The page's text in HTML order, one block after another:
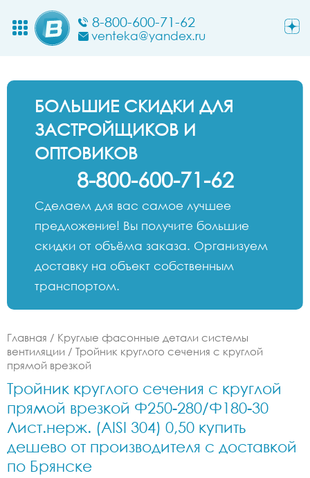
8-800-600-71-62
venteka@yandex.ru
БОЛЬШИЕ СКИДКИ ДЛЯ
ЗАСТРОЙЩИКОВ И
ОПТОВИКОВ
8-800-600-71-62
Сделаем для вас самое лучшее
предложение! Вы получите большие
скидки от объёма заказа. Организуем
доставку на объект собственным
транспортом.
Главная / Круглые фасонные детали системы
вентиляции / Тройник круглого сечения с круглой
прямой врезкой
Тройник круглого сечения с круглой
прямой врезкой Ф250-280/Ф180-30
Лист.нерж. (AISI 304) 0,50 купить
дешево от производителя с доставкой
по Брянске